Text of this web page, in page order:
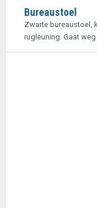
Bureaustoel
Zwarte bureaustoel,
rugleuning. Gaat